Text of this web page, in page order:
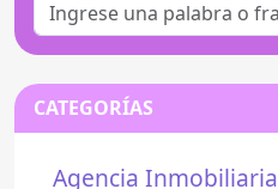
CATEGORÍAS
Agencia Inmobiliaria